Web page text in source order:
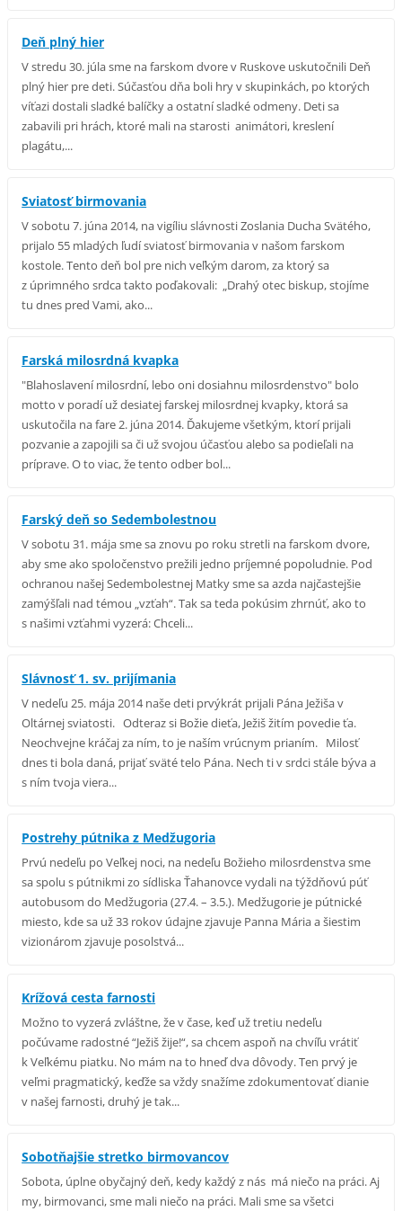
Deň plný hier
V stredu 30. júla sme na farskom dvore v Ruskove uskutočnili Deň
plný hier pre deti. Súčasťou dňa boli hry v skupinkách, po ktorých
víťazi dostali sladké balíčky a ostatní sladké odmeny. Deti sa
zabavili pri hrách, ktoré mali na starosti animátori, kreslení
plagátu,...
Sviatosť birmovania
V sobotu 7. júna 2014, na vigíliu slávnosti Zoslania Ducha Svätého,
prijalo 55 mladých ľudí sviatosť birmovania v našom farskom
kostole. Tento deň bol pre nich veľkým darom, za ktorý sa
z úprimného srdca takto poďakovali: „Drahý otec biskup, stojíme
tu dnes pred Vami, ako...
Farská milosrdná kvapka
"Blahoslavení milosrdní, lebo oni dosiahnu milosrdenstvo" bolo
motto v poradí už desiatej farskej milosrdnej kvapky, ktorá sa
uskutočila na fare 2. júna 2014. Ďakujeme všetkým, ktorí prijali
pozvanie a zapojili sa či už svojou účasťou alebo sa podieľali na
príprave. O to viac, že tento odber bol...
Farský deň so Sedembolestnou
V sobotu 31. mája sme sa znovu po roku stretli na farskom dvore,
aby sme ako spoločenstvo prežili jedno príjemné popoludnie. Pod
ochranou našej Sedembolestnej Matky sme sa azda najčastejšie
zamýšľali nad témou „vzťah“. Tak sa teda pokúsim zhrnúť, ako to
s našimi vzťahmi vyzerá: Chceli...
Slávnosť 1. sv. prijímania
V nedeľu 25. mája 2014 naše deti prvýkrát prijali Pána Ježiša v
Oltárnej sviatosti. Odteraz si Božie dieťa, Ježiš žitím povedie ťa.
Neochvejne kráčaj za ním, to je naším vrúcnym prianím. Milosť
dnes ti bola daná, prijať sväté telo Pána. Nech ti v srdci stále býva a
s ním tvoja viera...
Postrehy pútnika z Medžugoria
Prvú nedeľu po Veľkej noci, na nedeľu Božieho milosrdenstva sme
sa spolu s pútnikmi zo sídliska Ťahanovce vydali na týždňovú púť
autobusom do Medžugoria (27.4. – 3.5.). Medžugorie je pútnické
miesto, kde sa už 33 rokov údajne zjavuje Panna Mária a šiestim
vizionárom zjavuje posolstvá...
Krížová cesta farnosti
Možno to vyzerá zvláštne, že v čase, keď už tretiu nedeľu
počúvame radostné “Ježiš žije!“, sa chcem aspoň na chvíľu vrátiť
k Veľkému piatku. No mám na to hneď dva dôvody. Ten prvý je
veľmi pragmatický, keďže sa vždy snažíme zdokumentovať dianie
v našej farnosti, druhý je tak...
Sobotňajšie stretko birmovancov
Sobota, úplne obyčajný deň, kedy každý z nás má niečo na práci. Aj
my, birmovanci, sme mali niečo na práci. Mali sme sa všetci